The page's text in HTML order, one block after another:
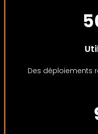
Des déploiements